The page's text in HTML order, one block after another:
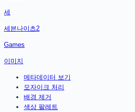
세
세븐나이츠2
Games
이미지
메타데이터 보기
모자이크 처리
배경 제거
색상 팔레트